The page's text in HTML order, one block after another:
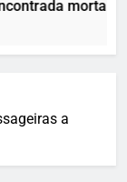
morta e
a